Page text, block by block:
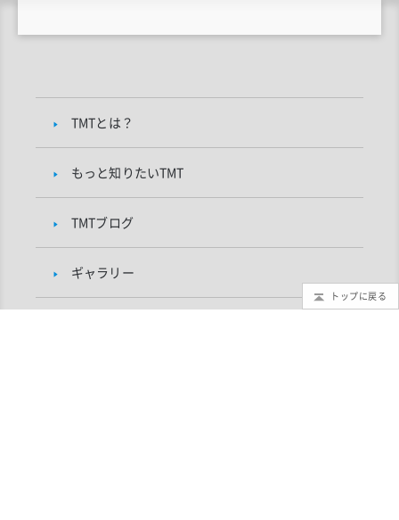
TMTとは？
もっと知りたいTMT
TMTブログ
ギャラリー
トップに戻る